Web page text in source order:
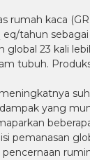
kaca
eq/tahun sebagai
23 kali
tubuh.
yang
pemanasan